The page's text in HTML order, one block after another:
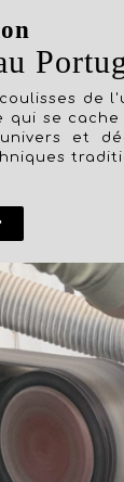
de
qui se
et